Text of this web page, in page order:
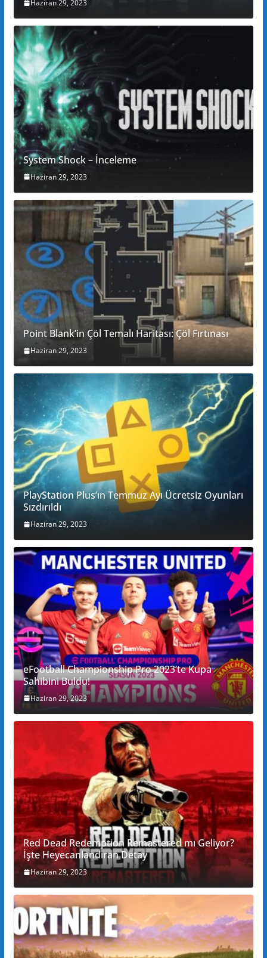
Haziran 29, 2023
System Shock – İnceleme
Haziran 29, 2023
Point Blank’in Çöl Temalı Haritası: Çöl Fırtınası
Haziran 29, 2023
PlayStation Plus’ın Temmuz Ayı Ücretsiz Oyunları
Sızdırıldı
Haziran 29, 2023
eFootball Championship Pro 2023’te Kupa
Sahibini Buldu!
Haziran 29, 2023
Red Dead Redemption Remastered mı Geliyor?
İşte Heyecanlandıran Detay
Haziran 29, 2023